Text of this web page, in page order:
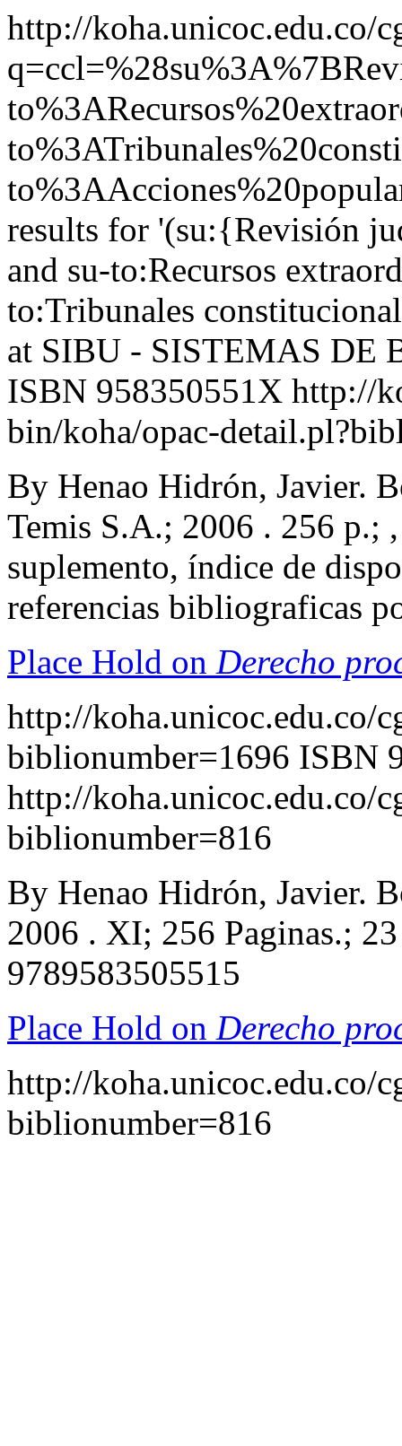
http://koha.unicoc.edu.co/
results for '(su:{Revisión
and su-to:Recursos
to:Tribunales
at SIBU - SISTEMAS DE
ISBN 958350551X http://
bin/koha/opac-
By Henao Hidrón, Javier.
Temis S.A.; 2006 . 256 p.;
suplemento, índice de
referencias bibliograficas
Place Hold on Derecho
http://koha.unicoc.edu.co/
biblionumber=1696 ISBN
http://koha.unicoc.edu.co/
biblionumber=816
By Henao Hidrón, Javier.
2006 . XI; 256 Paginas.;
9789583505515
Place Hold on Derecho
http://koha.unicoc.edu.co/
biblionumber=816